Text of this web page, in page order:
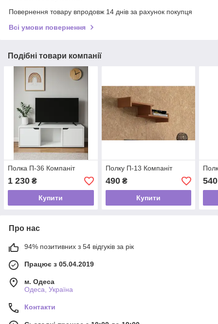
Повернення товару впродовж 14 днів за рахунок покупця
Всі умови повернення
Подібні товари компанії
Полка П-36 Компаніт
1 230 ₴
Купити
Полку П-13 Компаніт
490₴
Купити
540
Про нас
94% позитивних з 54 відгуків за рік
Працює з 05.04.2019
м. Одеса
Одеса, Україна
Контакти